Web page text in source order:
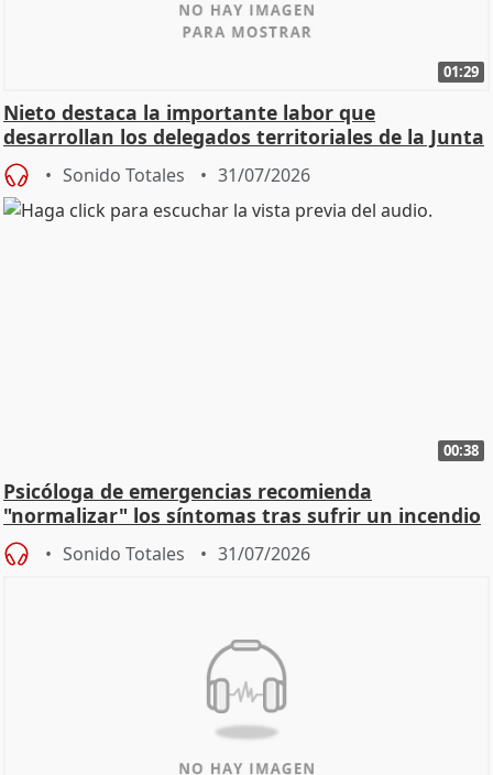
01:29
Nieto destaca la importante labor que
desarrollan los delegados territoriales de la Junta
Sonido Totales 31/07/2026
00:38
Psicóloga de emergencias recomienda
"normalizar" los síntomas tras sufrir un incendio
Sonido Totales 31/07/2026